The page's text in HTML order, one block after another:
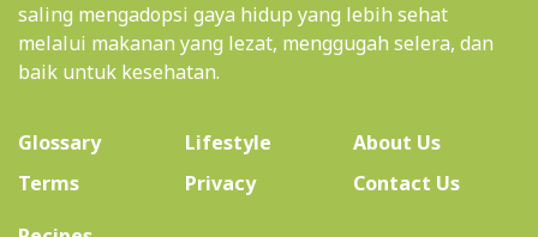
saling mengadopsi gaya hidup yang lebih sehat
melalui makanan yang lezat, menggugah selera, dan
baik untuk kesehatan.
Glossary Lifestyle About Us(current)
Terms
Privacy
Contact Us